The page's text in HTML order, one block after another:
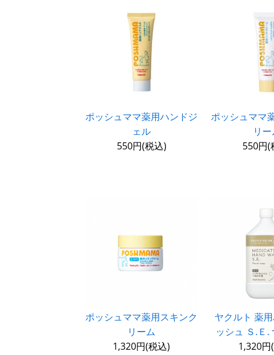
ポッシュママ薬用ハンドジ
ェル
550円(税込)
ポッシュママ
リ
550円(
ポッシュママ薬用スキンク
リーム
1,320円(税込)
ヤクルト 薬
ッシュ Ｓ.Ｅ.
1,320円